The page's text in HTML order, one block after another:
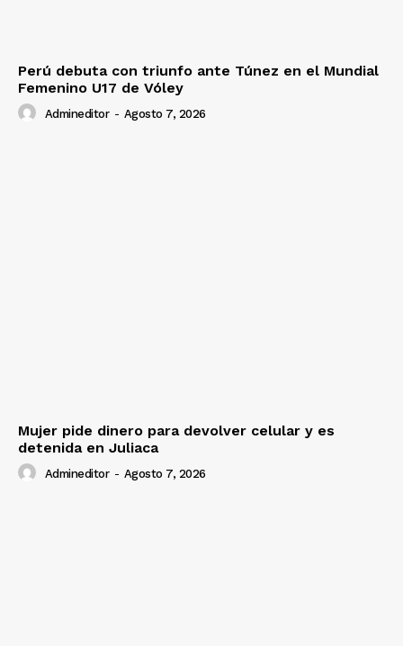
Perú debuta con triunfo ante Túnez en el Mundial
Femenino U17 de Vóley
Admineditor - Agosto 7, 2026
Mujer pide dinero para devolver celular y es
detenida en Juliaca
Admineditor - Agosto 7, 2026